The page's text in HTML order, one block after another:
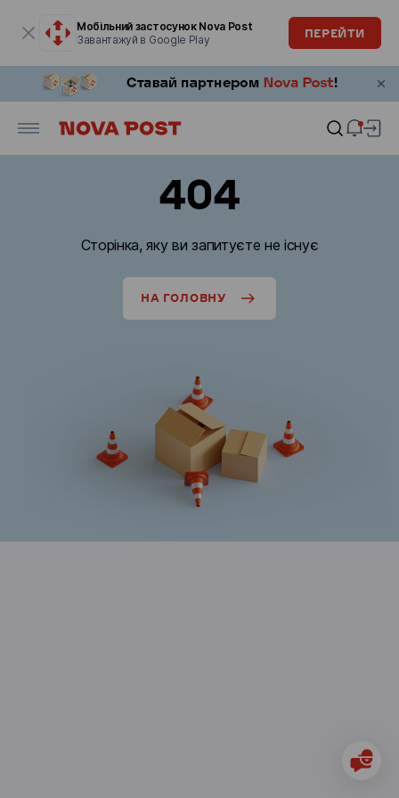
Мобільний застосунок Nova Post
Завантажуй в Google Play
ПЕРЕЙТИ
404
Сторінка, яку ви запитуєте не існує
НА ГОЛОВНУ